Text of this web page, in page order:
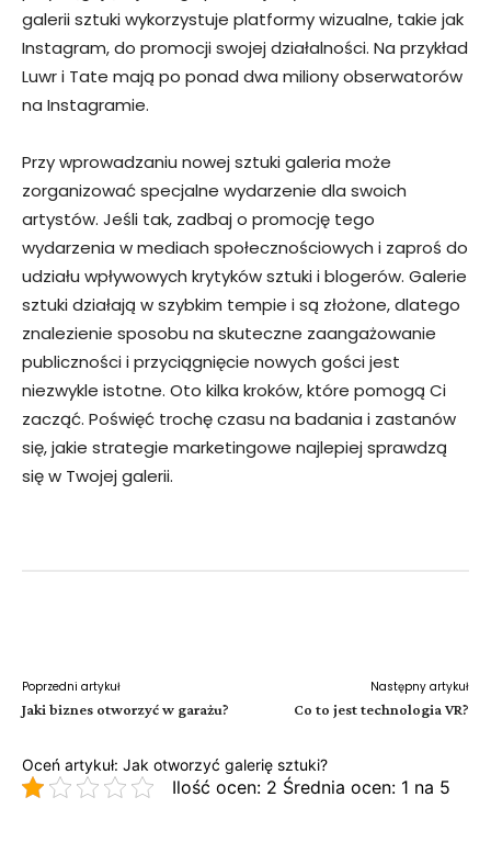
galerii sztuki wykorzystuje platformy wizualne, takie jak
Instagram, do promocji swojej działalności. Na przykład
Luwr i Tate mają po ponad dwa miliony obserwatorów
na Instagramie.
Przy wprowadzaniu nowej sztuki galeria może
zorganizować specjalne wydarzenie dla swoich
artystów. Jeśli tak, zadbaj o promocję tego
wydarzenia w mediach społecznościowych i zaproś do
udziału wpływowych krytyków sztuki i blogerów. Galerie
sztuki działają w szybkim tempie i są złożone, dlatego
znalezienie sposobu na skuteczne zaangażowanie
publiczności i przyciągnięcie nowych gości jest
niezwykle istotne. Oto kilka kroków, które pomogą Ci
zacząć. Poświęć trochę czasu na badania i zastanów
się, jakie strategie marketingowe najlepiej sprawdzą
się w Twojej galerii.
Poprzedni artykuł
Jaki biznes otworzyć w garażu?
Następny artykuł
Co to jest technologia VR?
Oceń artykuł: Jak otworzyć galerię sztuki?
Ilość ocen: 2 Średnia ocen: 1 na 5